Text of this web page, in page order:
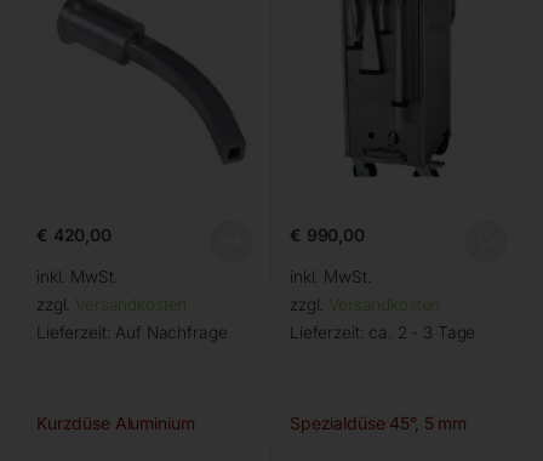
€ 420,00
inkl. MwSt.
zzgl. Versandkosten
Lieferzeit: Auf Nachfrage
€ 990,00
inkl. MwSt.
zzgl. Versandkosten
Lieferzeit: ca. 2 - 3 Tage
Kurzdüse Aluminium Spezialdüse 45°, 5 mm